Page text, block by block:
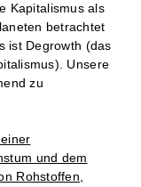
Kapitalismus als
betrachtet
ist Degrowth (das
Unsere
zu
und dem
Rohstoffen,